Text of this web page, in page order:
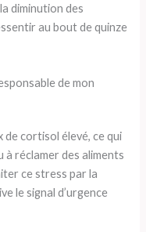
diminution des
au bout de quinze
de mon
cortisol élevé, ce qui
réclamer des aliments
ce stress par la
le signal d’urgence